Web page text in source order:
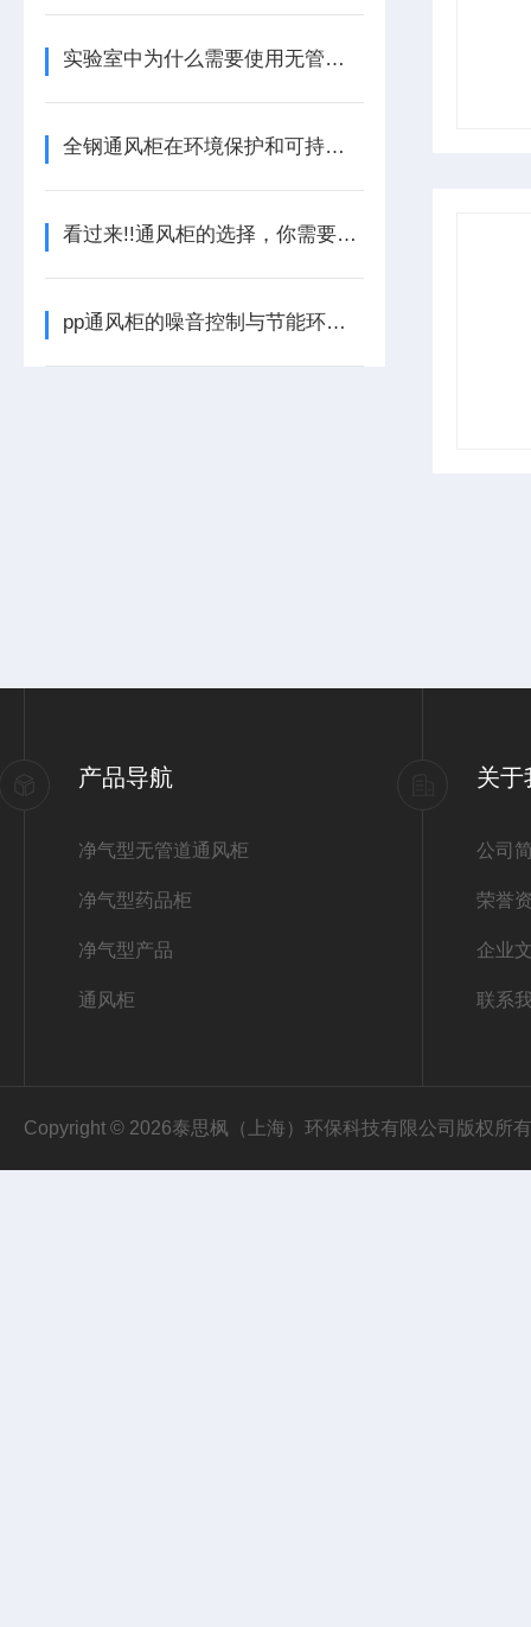
实验室中为什么需要使用无管道通风柜？
全钢通风柜在环境保护和可持续发展中的作用
看过来!!通风柜的选择，你需要知道哪些?
pp通风柜的噪音控制与节能环保的关系
产品导航
净气型无管道通风柜
净气型药品柜
净气型产品
通风柜
关于
公司
荣誉
企业
联系
Copyright © 2026泰思枫（上海）环保科技有限公司版权